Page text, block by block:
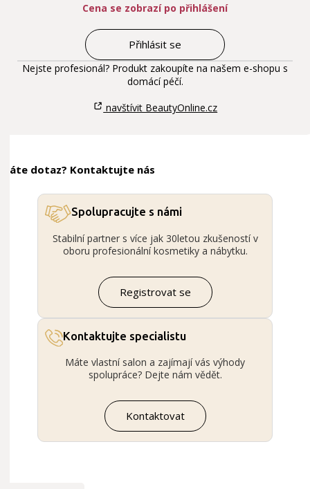
Cena se zobrazí po přihlášení
Přihlásit se
Nejste profesionál? Produkt zakoupíte na našem e-shopu s
domácí péčí.
navštívit BeautyOnline.cz
Máte dotaz? Kontaktujte nás
Spolupracujte s námi
Stabilní partner s více jak 30letou zkušeností v
oboru profesionální kosmetiky a nábytku.
Registrovat se
Kontaktujte specialistu
Máte vlastní salon a zajímají vás výhody
spolupráce? Dejte nám vědět.
Kontaktovat